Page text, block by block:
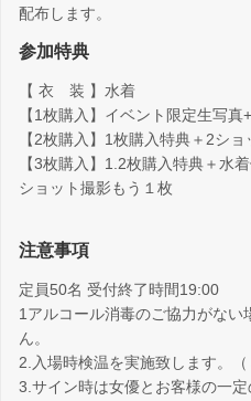
配布します。
参加特典
【 衣 装 】水着
【1枚購入】イベント限定生写
【2枚購入】1枚購入特典＋2シ
【3枚購入】1.2枚購入特典＋水
ショット撮影もう１枚
注意事項
定員50名 受付終了時間19:00
1アルコール消毒のご協力がな
ん。
2.入場時検温を実施致します。（
3.サイン時は女優とお客様の一